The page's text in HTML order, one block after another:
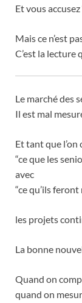
Et vous
Mais ce n’est
C’est la lecture
Le marché des
Il est mal
Et tant que
“ce que les
avec
“ce qu’ils
les projets
La bonne
Quand on
quand on